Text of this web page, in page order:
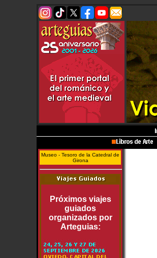
Museo - Tesoro de la Catedral de
Girona
Próximos viajes
guiados
organizados por
Arteguias: